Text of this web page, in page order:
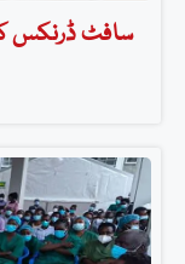
سافٹ ڈرنکس